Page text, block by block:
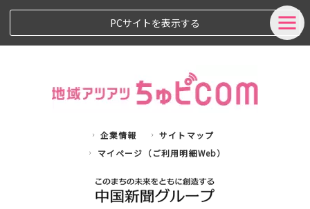
PCサイトを表示する
企業情報
サイトマップ
マイページ（ご利用明細Web）